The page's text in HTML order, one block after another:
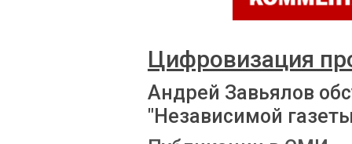
Цифровизация
Андрей Завьялов
"Независимой